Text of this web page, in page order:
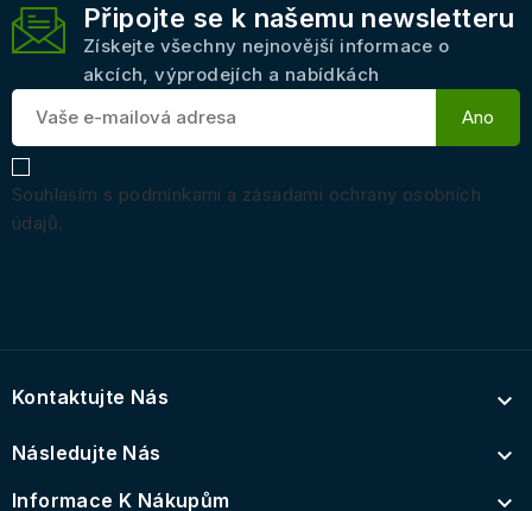
Připojte se k našemu newsletteru
Získejte všechny nejnovější informace o
akcích, výprodejích a nabídkách
Souhlasím s podmínkami a zásadami ochrany osobních
údajů.
Kontaktujte Nás 
Následujte Nás 
Informace K Nákupům 